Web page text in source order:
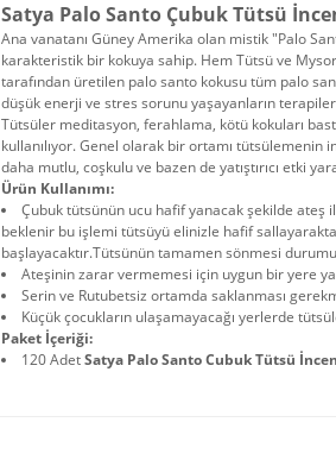
Satya Palo Santo Çubuk Tütsü
Ana vanatanı Güney Amerika olan mistik "Palo
karakteristik bir kokuya sahip. Hem Tütsü ve
tarafından üretilen palo santo kokusu tüm palo
düşük enerji ve stres sorunu yaşayanların
Tütsüler meditasyon, ferahlama, kötü kokuları
kullanılıyor. Genel olarak bir ortamı tütsülemenin
daha mutlu, coşkulu ve bazen de yatıştırıcı etki
Ürün Kullanımı:
Çubuk tütsünün ucu hafif yanacak şekilde
beklenir bu işlemi tütsüyü elinizle hafif
başlayacaktır.Tütsünün tamamen sönmesi
Ateşinin zarar vermemesi için uygun bir yere
Serin ve Rutubetsiz ortamda saklanması
Küçük çocukların ulaşamayacağı yerlerde
Paket İçeriği:
120 AdetSatya Palo Santo Cubuk Tütsü